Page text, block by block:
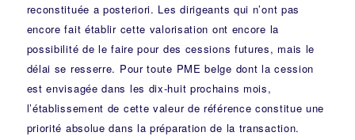
reconstituée a posteriori. Les dirigeants qui n’ont pas
encore fait établir cette valorisation ont encore la
possibilité de le faire pour des cessions futures, mais le
délai se resserre. Pour toute PME belge dont la cession
est envisagée dans les dix-huit prochains mois,
l’établissement de cette valeur de référence constitue une
priorité absolue dans la préparation de la transaction.